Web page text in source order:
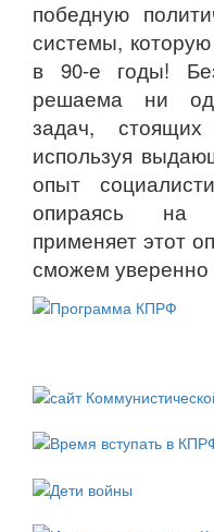
победную
системы,
в 90-е годы!
решаема ни
задач,
используя
опыт
опираясь на
применяет этот
сможем уверенно